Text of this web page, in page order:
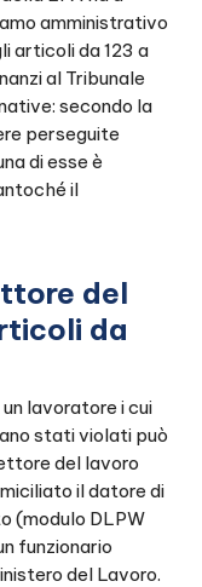
amministrativo
articoli da 123 a
al Tribunale
secondo la
perseguite
di esse è
il
del
da
un lavoratore i cui
stati violati può
del lavoro
il datore di
(modulo DLPW
funzionario
del Lavoro.